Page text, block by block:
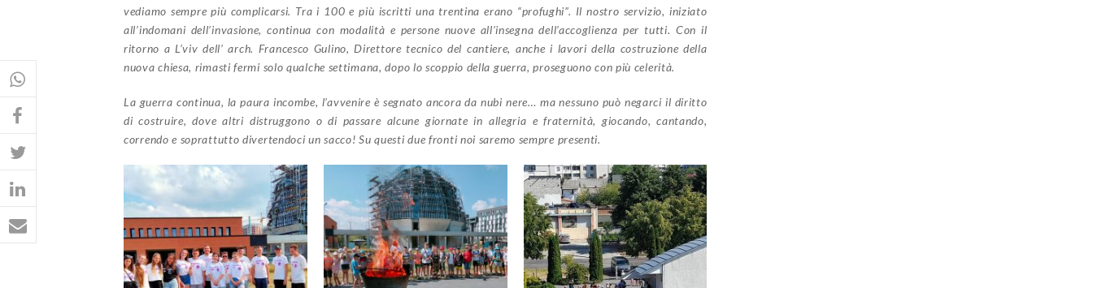
vediamo sempre più complicarsi. Tra i 100 e più iscritti una trentina erano “profughi”. Il nostro servizio, iniziato
all’indomani dell’invasione, continua con modalità e persone nuove all’insegna dell’accoglienza per tutti. Con il
ritorno a L’viv dell’ arch. Francesco Gulino, Direttore tecnico del cantiere, anche i lavori della costruzione della
nuova chiesa, rimasti fermi solo qualche settimana, dopo lo scoppio della guerra, proseguono con più celerità.
La guerra continua, la paura incombe, l’avvenire è segnato ancora da nubi nere… ma nessuno può negarci il diritto
di costruire, dove altri distruggono o di passare alcune giornate in allegria e fraternità, giocando, cantando,
correndo e soprattutto divertendoci un sacco! Su questi due fronti noi saremo sempre presenti.